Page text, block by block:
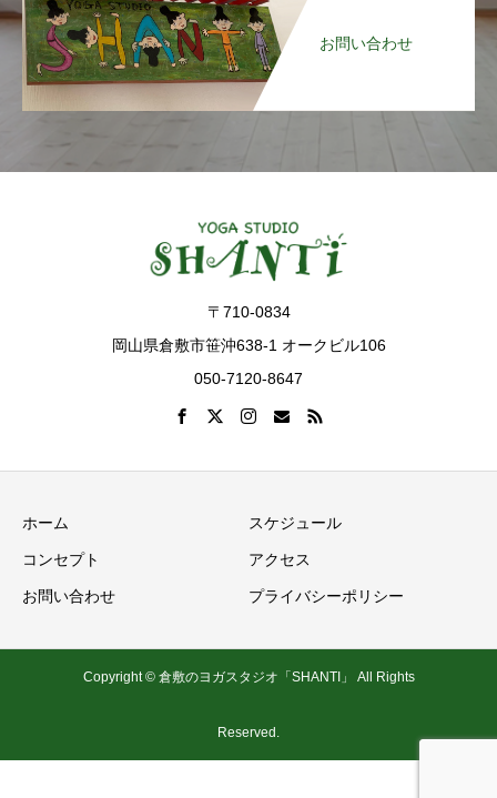
お問い合わせ
〒710-0834
岡山県倉敷市笹沖638-1 オークビル106
050-7120-8647
ホーム スケジュール
コンセプト アクセス
お問い合わせ プライバシーポリシー
Copyright © 倉敷のヨガスタジオ「SHANTI」 All Rights
Reserved.